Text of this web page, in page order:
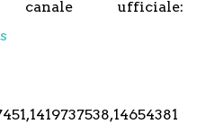
ufficiale: